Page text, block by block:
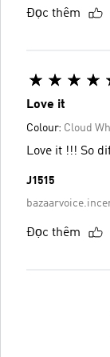
Đọc thêm
Love it
Colour: Cloud
Love it !!! So
J1515
Đọc thêm